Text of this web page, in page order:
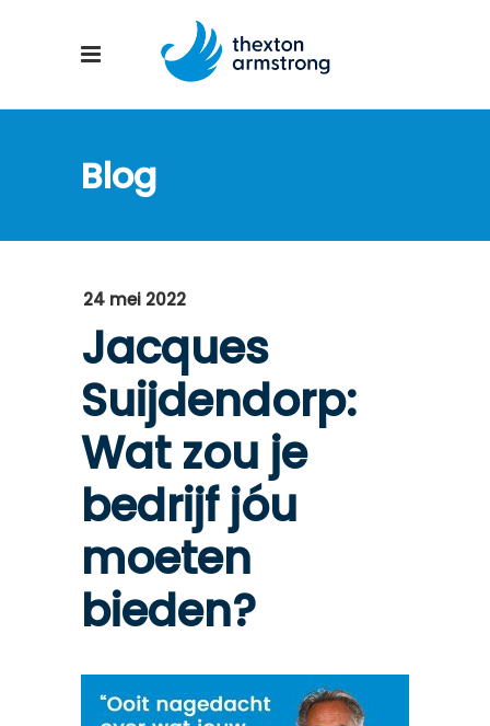
Blog
24 mei 2022
Jacques
Suijdendorp:
Wat zou je
bedrijf jóu
moeten
bieden?